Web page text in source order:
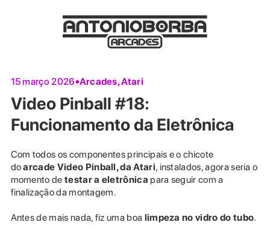
15 março 2026 Arcades,Atari
Video Pinball #18:
Funcionamento da Eletrônica
Com todos os componentes principais e o chicote
doarcade Video Pinball, da Atari, instalados, agora seria o
momento de testar a eletrônica para seguir com a
finalização da montagem.
Antes de mais nada, fiz uma boa limpeza no vidro do tubo.